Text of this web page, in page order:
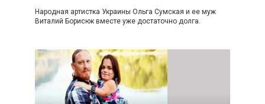
Народная артистка Украины Ольга Сумская и ее муж
Виталий Борисюк вместе уже достаточно долга.